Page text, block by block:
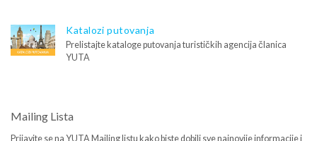
Katalozi putovanja
Prelistajte kataloge putovanja turističkih agencija članica
YUTA
Mailing Lista
Prijavite se na YUTA Mailing listu kako biste dobili sve najnovije informacije i